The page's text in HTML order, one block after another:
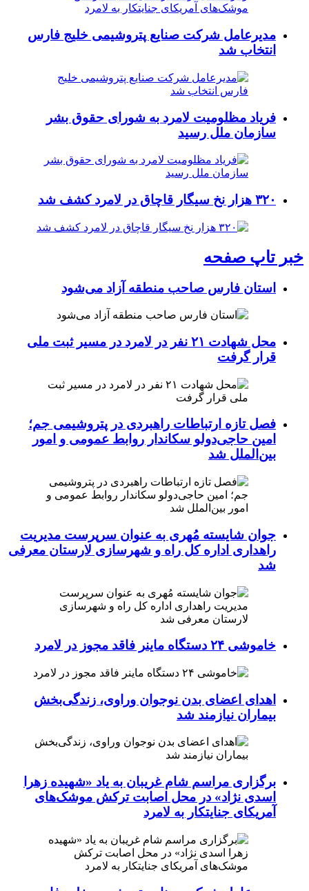
مدیرعامل شرکت صنایع پتروشیمی خلیج فارس
انتخاب شد
فریاد مظلومیت لامرد به شورای حقوق بشر
سازمان ملل رسید
۳۲۰ هزار نخ سیگار قاچاق در لامرد کشف شد
خبر تاپ صفحه
استان فارس صاحب منطقه آزاد می‌شود
محل شهادت ۲۱ نفر در لامرد در مسیر ثبت ملی
قرار گرفت
فصل تازه ارتباطات راهبردی در پتروشیمی جم؛
امین حاجی‌دولو سکاندار روابط عمومی و امور
بین‌الملل شد
جوان شایسته مُهری به عنوان سرپرست مدیریت
راهداری اداره کل راه و شهرسازی لارستان معرفی
شد
خاموشی ۲۴ دستگاه ماینر فاقد مجوز در لامرد
اهدای اعضای بدن نوجوان وراوی، زندگی‌بخش
بیماران نیازمند شد
برگزاری مراسم شام غریبان به یاد «شهیده زهرا
اسدی نژاد» در محل اصابت ترکش موشک‌های
آمریکای جنایتکار به لامرد